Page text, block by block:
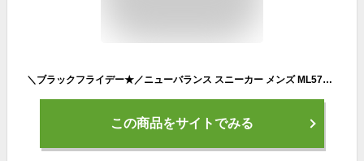
＼ブラックフライデー★／ニューバランス スニーカー メンズ ML574 new balance EVE ブラック 黒 ワイズD ウイズD スエード 天然皮革 レザー 靴 シューズ シンプル ブランド 人気 定番 通勤 通学 歩きやすい クッション グリップ カジュアル シンプル|slz|
この商品をサイトでみる